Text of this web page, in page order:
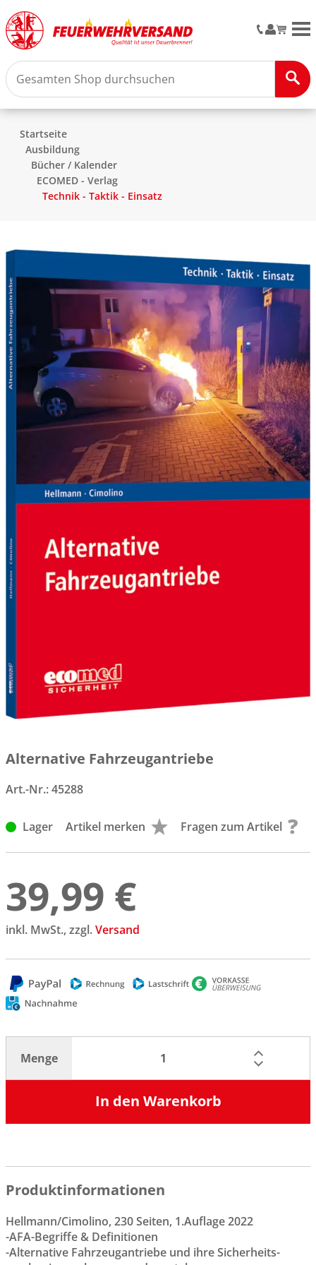
Startseite
Ausbildung
Bücher / Kalender
ECOMED - Verlag
Technik - Taktik - Einsatz
Alternative Fahrzeugantriebe
Art.-Nr.:45288
Lager Artikel merken Fragen zum Artikel
39,99 €
inkl. MwSt., zzgl.Versand
Menge
In den Warenkorb
Produktinformationen
Hellmann/Cimolino, 230 Seiten, 1.Auflage 2022
-AFA-Begriffe & Definitionen
-Alternative Fahrzeugantriebe und ihre Sicherheits-